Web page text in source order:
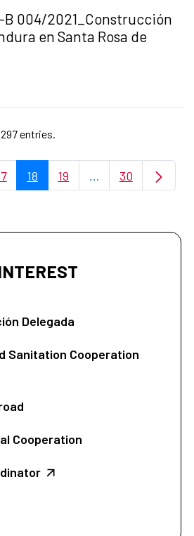
B 004/2021_Construcción
en Santa Rosa de
entries.
Pages Use TAB to navigate.
PagePage
18 Page
19 ...Intermediate
Page
30
Delegada
Sanitation Cooperation
Cooperation